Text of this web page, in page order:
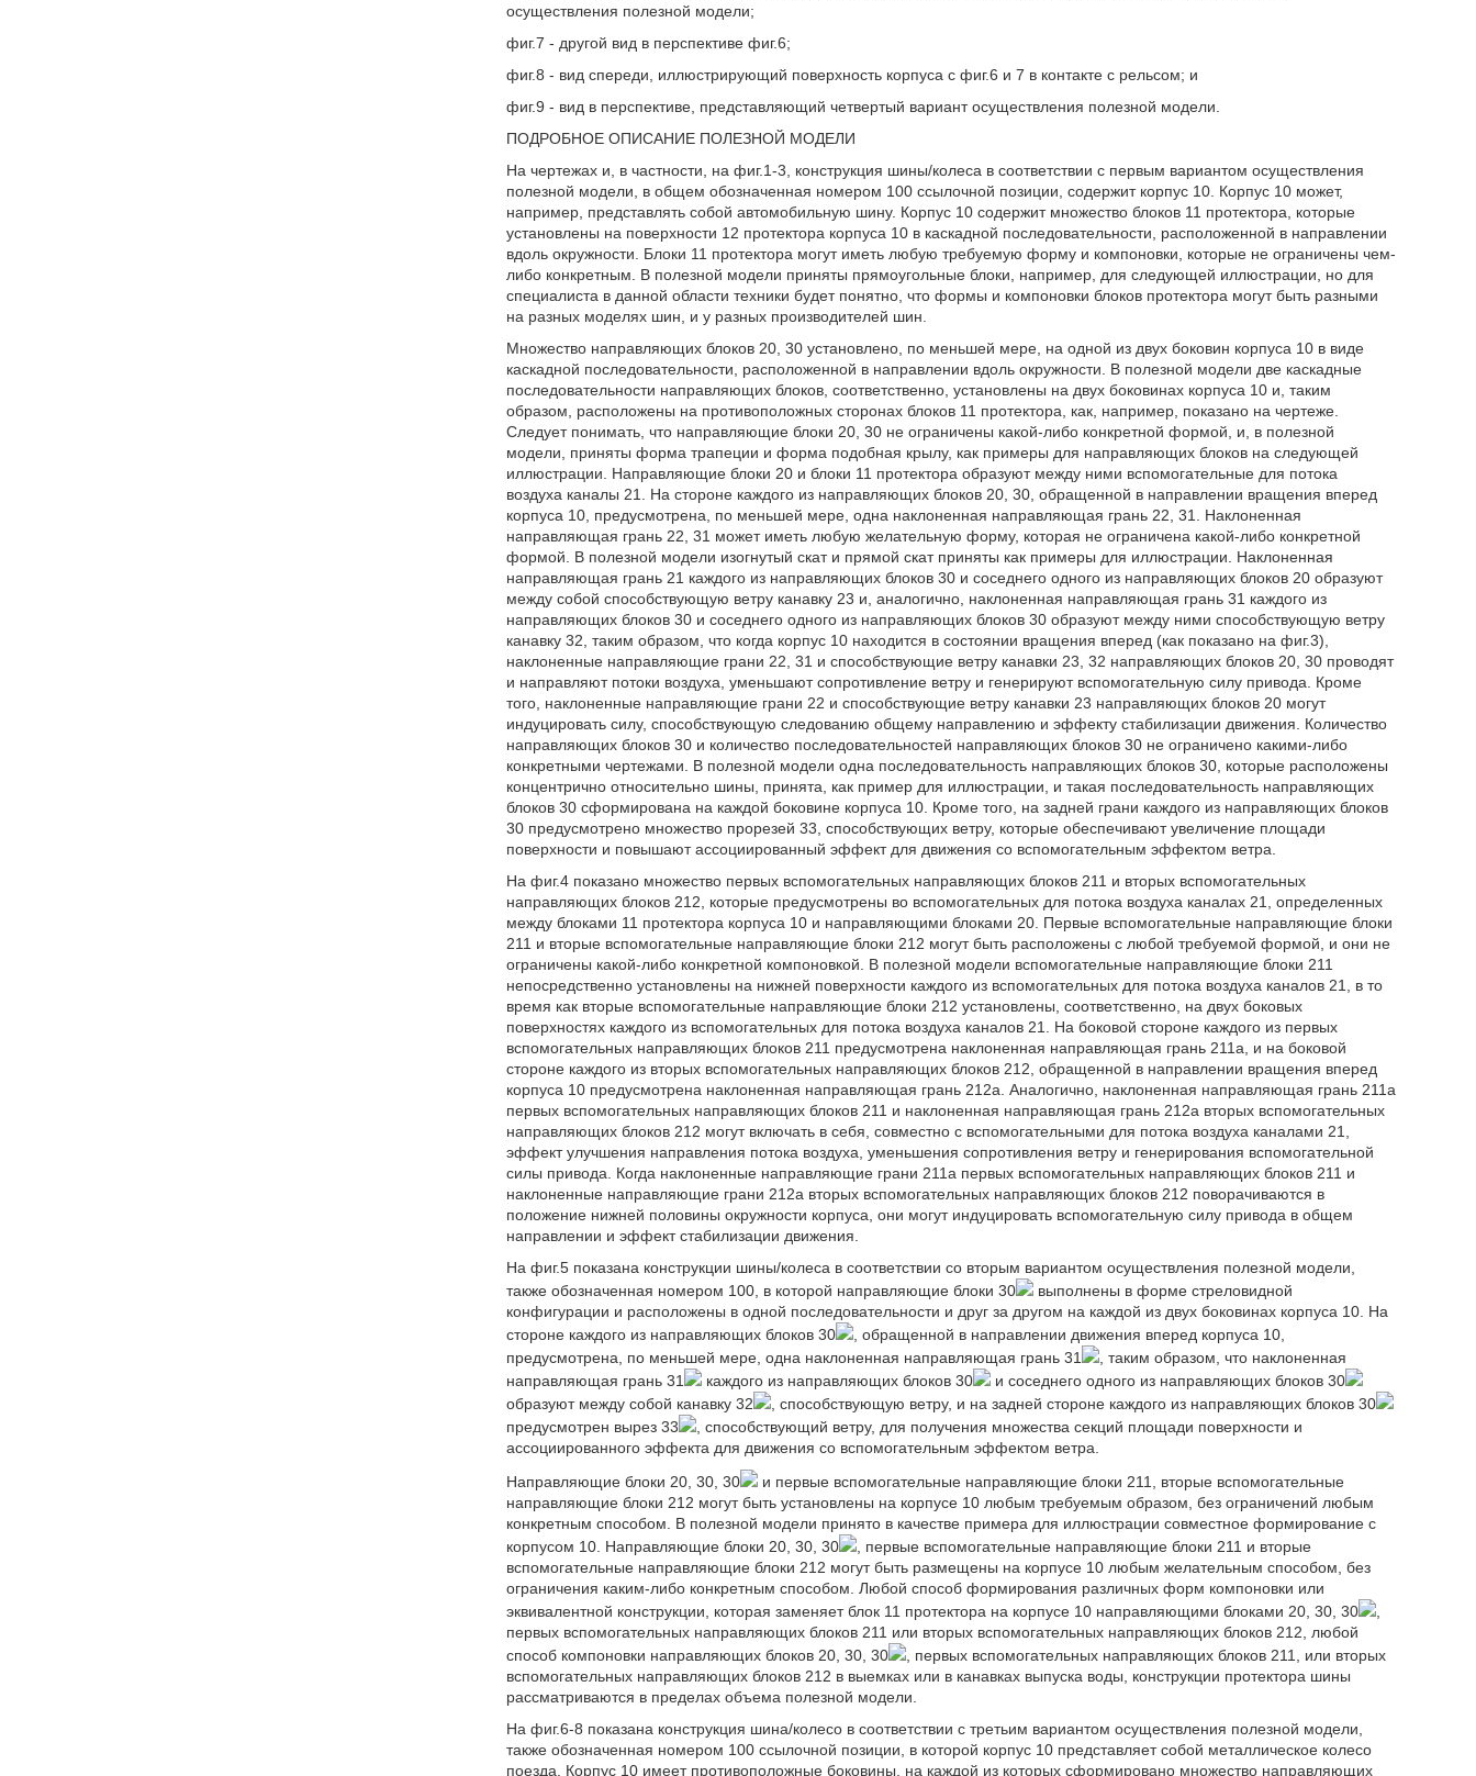
осуществления полезной модели;
фиг.7 - другой вид в перспективе фиг.6;
фиг.8 - вид спереди, иллюстрирующий поверхность корпуса с фиг.6 и 7 в контакте с рельсом; и
фиг.9 - вид в перспективе, представляющий четвертый вариант осуществления полезной модели.
ПОДРОБНОЕ ОПИСАНИЕ ПОЛЕЗНОЙ МОДЕЛИ
На чертежах и, в частности, на фиг.1-3, конструкция шины/колеса в соответствии с первым вариантом осуществления
полезной модели, в общем обозначенная номером 100 ссылочной позиции, содержит корпус 10. Корпус 10 может,
например, представлять собой автомобильную шину. Корпус 10 содержит множество блоков 11 протектора, которые
установлены на поверхности 12 протектора корпуса 10 в каскадной последовательности, расположенной в направлении
вдоль окружности. Блоки 11 протектора могут иметь любую требуемую форму и компоновки, которые не ограничены чем-
либо конкретным. В полезной модели приняты прямоугольные блоки, например, для следующей иллюстрации, но для
специалиста в данной области техники будет понятно, что формы и компоновки блоков протектора могут быть разными
на разных моделях шин, и у разных производителей шин.
Множество направляющих блоков 20, 30 установлено, по меньшей мере, на одной из двух боковин корпуса 10 в виде
каскадной последовательности, расположенной в направлении вдоль окружности. В полезной модели две каскадные
последовательности направляющих блоков, соответственно, установлены на двух боковинах корпуса 10 и, таким
образом, расположены на противоположных сторонах блоков 11 протектора, как, например, показано на чертеже.
Следует понимать, что направляющие блоки 20, 30 не ограничены какой-либо конкретной формой, и, в полезной
модели, приняты форма трапеции и форма подобная крылу, как примеры для направляющих блоков на следующей
иллюстрации. Направляющие блоки 20 и блоки 11 протектора образуют между ними вспомогательные для потока
воздуха каналы 21. На стороне каждого из направляющих блоков 20, 30, обращенной в направлении вращения вперед
корпуса 10, предусмотрена, по меньшей мере, одна наклоненная направляющая грань 22, 31. Наклоненная
направляющая грань 22, 31 может иметь любую желательную форму, которая не ограничена какой-либо конкретной
формой. В полезной модели изогнутый скат и прямой скат приняты как примеры для иллюстрации. Наклоненная
направляющая грань 21 каждого из направляющих блоков 30 и соседнего одного из направляющих блоков 20 образуют
между собой способствующую ветру канавку 23 и, аналогично, наклоненная направляющая грань 31 каждого из
направляющих блоков 30 и соседнего одного из направляющих блоков 30 образуют между ними способствующую ветру
канавку 32, таким образом, что когда корпус 10 находится в состоянии вращения вперед (как показано на фиг.3),
наклоненные направляющие грани 22, 31 и способствующие ветру канавки 23, 32 направляющих блоков 20, 30 проводят
и направляют потоки воздуха, уменьшают сопротивление ветру и генерируют вспомогательную силу привода. Кроме
того, наклоненные направляющие грани 22 и способствующие ветру канавки 23 направляющих блоков 20 могут
индуцировать силу, способствующую следованию общему направлению и эффекту стабилизации движения. Количество
направляющих блоков 30 и количество последовательностей направляющих блоков 30 не ограничено какими-либо
конкретными чертежами. В полезной модели одна последовательность направляющих блоков 30, которые расположены
концентрично относительно шины, принята, как пример для иллюстрации, и такая последовательность направляющих
блоков 30 сформирована на каждой боковине корпуса 10. Кроме того, на задней грани каждого из направляющих блоков
30 предусмотрено множество прорезей 33, способствующих ветру, которые обеспечивают увеличение площади
поверхности и повышают ассоциированный эффект для движения со вспомогательным эффектом ветра.
На фиг.4 показано множество первых вспомогательных направляющих блоков 211 и вторых вспомогательных
направляющих блоков 212, которые предусмотрены во вспомогательных для потока воздуха каналах 21, определенных
между блоками 11 протектора корпуса 10 и направляющими блоками 20. Первые вспомогательные направляющие блоки
211 и вторые вспомогательные направляющие блоки 212 могут быть расположены с любой требуемой формой, и они не
ограничены какой-либо конкретной компоновкой. В полезной модели вспомогательные направляющие блоки 211
непосредственно установлены на нижней поверхности каждого из вспомогательных для потока воздуха каналов 21, в то
время как вторые вспомогательные направляющие блоки 212 установлены, соответственно, на двух боковых
поверхностях каждого из вспомогательных для потока воздуха каналов 21. На боковой стороне каждого из первых
вспомогательных направляющих блоков 211 предусмотрена наклоненная направляющая грань 211a, и на боковой
стороне каждого из вторых вспомогательных направляющих блоков 212, обращенной в направлении вращения вперед
корпуса 10 предусмотрена наклоненная направляющая грань 212a. Аналогично, наклоненная направляющая грань 211a
первых вспомогательных направляющих блоков 211 и наклоненная направляющая грань 212a вторых вспомогательных
направляющих блоков 212 могут включать в себя, совместно с вспомогательными для потока воздуха каналами 21,
эффект улучшения направления потока воздуха, уменьшения сопротивления ветру и генерирования вспомогательной
силы привода. Когда наклоненные направляющие грани 211a первых вспомогательных направляющих блоков 211 и
наклоненные направляющие грани 212a вторых вспомогательных направляющих блоков 212 поворачиваются в
положение нижней половины окружности корпуса, они могут индуцировать вспомогательную силу привода в общем
направлении и эффект стабилизации движения.
На фиг.5 показана конструкции шины/колеса в соответствии со вторым вариантом осуществления полезной модели,
также обозначенная номером 100, в которой направляющие блоки 30
выполнены в форме стреловидной
конфигурации и расположены в одной последовательности и друг за другом на каждой из двух боковинах корпуса 10. На
стороне каждого из направляющих блоков 30
, обращенной в направлении движения вперед корпуса 10,
предусмотрена, по меньшей мере, одна наклоненная направляющая грань 31
, таким образом, что наклоненная
направляющая грань 31
каждого из направляющих блоков 30
и соседнего одного из направляющих блоков 30
образуют между собой канавку 32
, способствующую ветру, и на задней стороне каждого из направляющих блоков 30
предусмотрен вырез 33
, способствующий ветру, для получения множества секций площади поверхности и
ассоциированного эффекта для движения со вспомогательным эффектом ветра.
Направляющие блоки 20, 30, 30
и первые вспомогательные направляющие блоки 211, вторые вспомогательные
направляющие блоки 212 могут быть установлены на корпусе 10 любым требуемым образом, без ограничений любым
конкретным способом. В полезной модели принято в качестве примера для иллюстрации совместное формирование с
корпусом 10. Направляющие блоки 20, 30, 30
, первые вспомогательные направляющие блоки 211 и вторые
вспомогательные направляющие блоки 212 могут быть размещены на корпусе 10 любым желательным способом, без
ограничения каким-либо конкретным способом. Любой способ формирования различных форм компоновки или
эквивалентной конструкции, которая заменяет блок 11 протектора на корпусе 10 направляющими блоками 20, 30, 30
,
первых вспомогательных направляющих блоков 211 или вторых вспомогательных направляющих блоков 212, любой
способ компоновки направляющих блоков 20, 30, 30
, первых вспомогательных направляющих блоков 211, или вторых
вспомогательных направляющих блоков 212 в выемках или в канавках выпуска воды, конструкции протектора шины
рассматриваются в пределах объема полезной модели.
На фиг.6-8 показана конструкция шина/колесо в соответствии с третьим вариантом осуществления полезной модели,
также обозначенная номером 100 ссылочной позиции, в которой корпус 10 представляет собой металлическое колесо
поезда. Корпус 10 имеет противоположные боковины, на каждой из которых сформировано множество направляющих